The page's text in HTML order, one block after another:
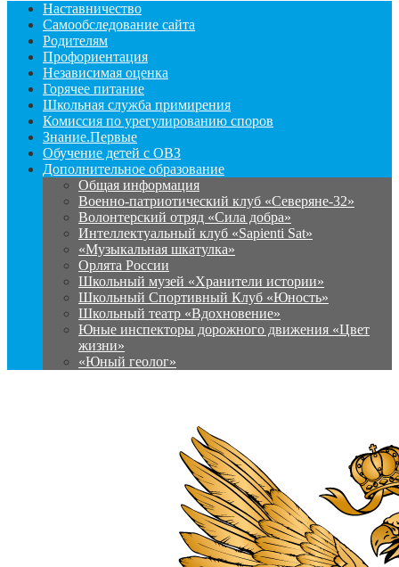
Наставничество
Самообследование сайта
Родителям
Профориентация
Независимая оценка
Горячее питание
Школьная служба примирения
Комиссия по урегулированию споров
Знание.Первые
Обучение детей с ОВЗ
Дополнительное образование
Общая информация
Военно-патриотический клуб «Северяне-32»
Волонтерский отряд «Сила добра»
Интеллектуальный клуб «Sapienti Sat»
«Музыкальная шкатулка»
Орлята России
Школьный музей «Хранители истории»
Школьный Спортивный Клуб «Юность»
Школьный театр «Вдохновение»
Юные инспекторы дорожного движения «Цвет
жизни»
«Юный геолог»